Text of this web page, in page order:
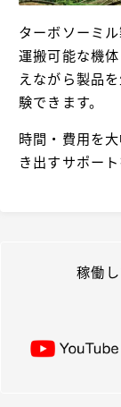
ターボソーミ
運搬可能な機
えながら製品
験できます。
時間・費用を
き出すサポート
稼働